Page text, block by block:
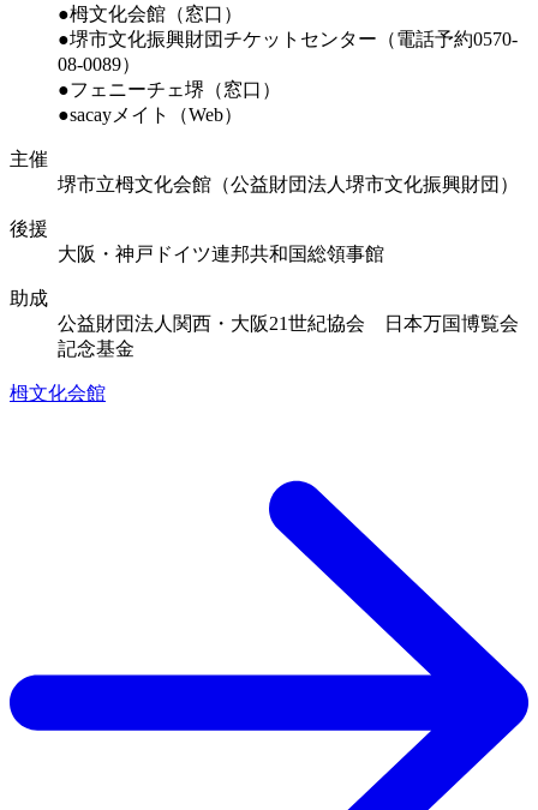
●栂文化会館（窓口）
●堺市文化振興財団チケットセンター（電話予約0570-
08-0089）
●フェニーチェ堺（窓口）
●sacayメイト（Web）
主催
堺市立栂文化会館（公益財団法人堺市文化振興財団）
後援
大阪・神戸ドイツ連邦共和国総領事館
助成
公益財団法人関西・大阪21世紀協会 日本万国博覧会
記念基金
栂文化会館